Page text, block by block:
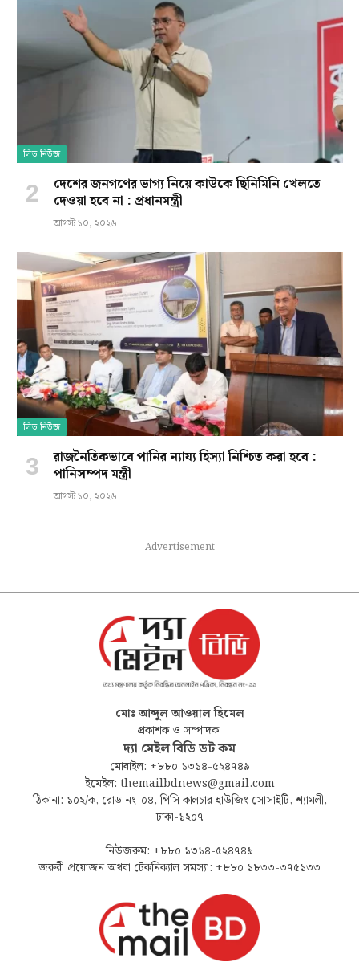
লিড নিউজ
দেশের জনগণের ভাগ্য নিয়ে কাউকে ছিনিমিনি খেলতে
দেওয়া হবে না : প্রধানমন্ত্রী
আগস্ট ১০, ২০২৬
লিড নিউজ
রাজনৈতিকভাবে পানির ন্যায্য হিস্যা নিশ্চিত করা হবে :
পানিসম্পদ মন্ত্রী
আগস্ট ১০, ২০২৬
Advertisement
মোঃ আব্দুল আওয়াল হিমেল
প্রকাশক ও সম্পাদক
দ্যা মেইল বিডি ডট কম
মোবাইল: +৮৮০ ১৩১৪-৫২৪৭৪৯
ইমেইল: themailbdnews@gmail.com
ঠিকানা: ১০২/ক, রোড নং-০৪, পিসি কালচার হাউজিং সোসাইটি, শ্যামলী,
ঢাকা-১২০৭
নিউজরুম: +৮৮০ ১৩১৪-৫২৪৭৪৯
জরুরী প্রয়োজন অথবা টেকনিক্যাল সমস্যা: +৮৮০ ১৮৩৩-৩৭৫১৩৩